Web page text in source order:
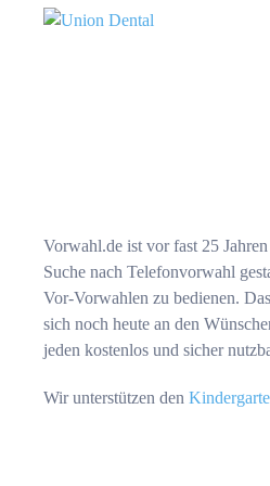
Vorwahl.de ist vor fast 25
Suche nach Telefonvorwahl
Vor-Vorwahlen zu bedienen.
sich noch heute an den
jeden kostenlos und sicher
Wir unterstützen den